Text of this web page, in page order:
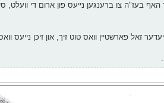
בעז"ה צו ברענגען נייעס פון ארום די וועלט,
זאל פארשטיין וואס טוט זיך, און זיכן נייעס